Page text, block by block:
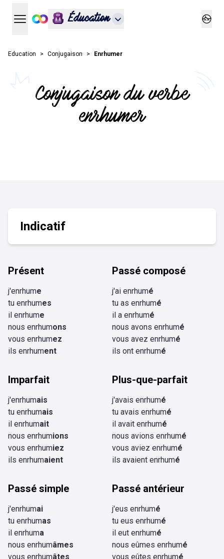
Ouvrir le menu principal
Éducation
Education Conjugaison Enrhumer
Conjugaison du verbe
enrhumer
Indicatif
Présent
j'enrhume
tu enrhumes
il enrhume
nous enrhumons
vous enrhumez
ils enrhument
Passé composé
j'ai enrhumé
tu as enrhumé
il a enrhumé
nous avons enrhumé
vous avez enrhumé
ils ont enrhumé
Imparfait
j'enrhumais
tu enrhumais
il enrhumait
nous enrhumions
vous enrhumiez
ils enrhumaient
Plus-que-parfait
j'avais enrhumé
tu avais enrhumé
il avait enrhumé
nous avions enrhumé
vous aviez enrhumé
ils avaient enrhumé
Passé simple
j'enrhumai
tu enrhumas
il enrhuma
nous enrhumâmes
vous enrhumâtes
Passé antérieur
j'eus enrhumé
tu eus enrhumé
il eut enrhumé
nous eûmes enrhumé
vous eûtes enrhumé